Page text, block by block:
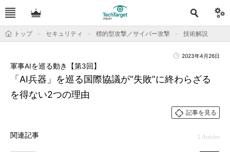
トップ セキュリティ 標的型攻撃／サイバー攻撃 技術解説
2023年4月26日
「AI兵器」を巡る国際協議が“失敗”に終わらざる
を得ない2つの理由
軍事AIを巡る動き【第3回】
記事を見る
関連記事 2 Articles